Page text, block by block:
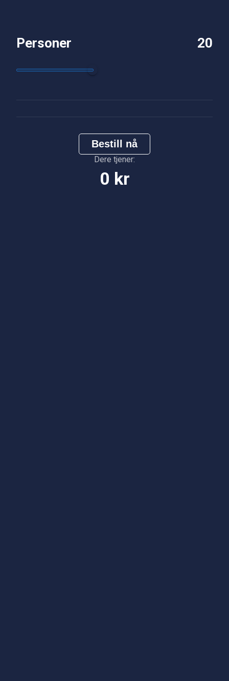
Personer 20
Bestill nå
Dere tjener:
0 kr